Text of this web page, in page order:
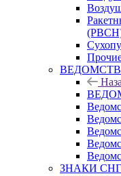
ЗНАКИ СНГ